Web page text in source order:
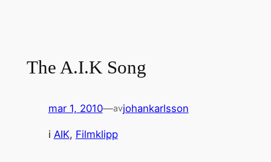
The A.I.K Song
mar 1, 2010—avjohankarlsson
i AIK, Filmklipp